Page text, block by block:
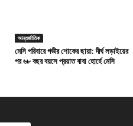
আন্তর্জাতিক
মেসি পরিবারে গভীর শোকের ছায়া: দীর্ঘ লড়াইয়ের
পর ৬৮ বছর বয়সে প্রয়াত বাবা হোর্হে মেসি